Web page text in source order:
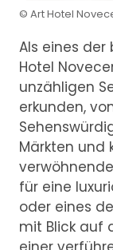
© Art Hotel
Als eines der
Hotel
unzähligen
erkunden,
Märkten und
für eine
oder eines
mit Blick auf